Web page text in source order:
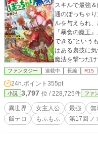
スキルで最強＆
通のぽっちゃ
ルを与えられ、異世界
『暴食の魔王
できる”というものだった。 強大な
はある裏技に気づいてしまう
魔法を撃つだ
こと！？」 そう。 このチートスキルの真価は新たな『ゼロカ
ロリー理論』であること！ 毎日が
は、気ままに無
る！ さらに、
に自らの料理を
激ウマ料理も
ってやるぞぉおおおおお
賞】で『奨励
ファンタジー 連載中 長編 R15
24h.ポイント 355pt
小説 3,797 位 / 228,725件 ファ
異世界 女主人公 最強 無
飯テロ
もふもふ 第17回フ